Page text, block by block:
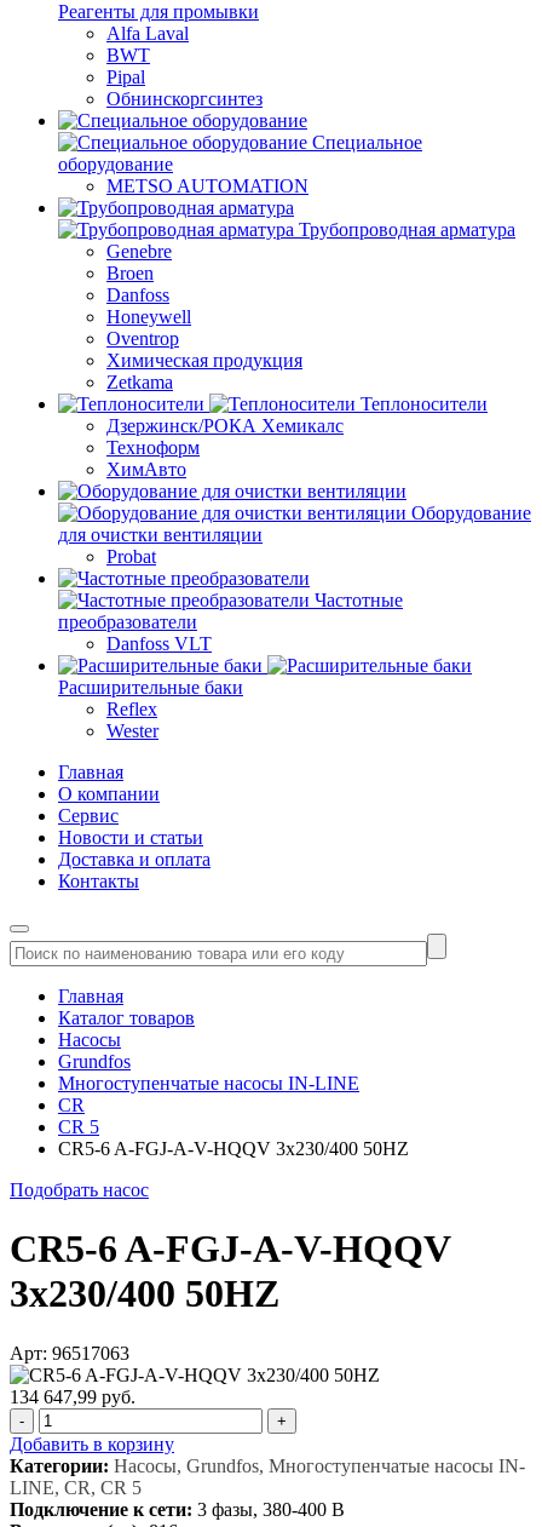
Реагенты для промывки
Alfa Laval
BWT
Pipal
Обнинскоргсинтез
Специальное
оборудование
METSO AUTOMATION
Трубопроводная арматура
Genebre
Broen
Danfoss
Honeywell
Oventrop
Химическая продукция
Zetkama
Теплоносители
Дзержинск/РОКА Хемикалс
Техноформ
ХимАвто
Оборудование
для очистки вентиляции
Probat
Частотные
преобразователи
Danfoss VLT
Расширительные баки
Reflex
Wester
Главная
О компании
Сервис
Новости и статьи
Доставка и оплата
Контакты
Главная
Каталог товаров
Насосы
Grundfos
Многоступенчатые насосы IN-LINE
CR
CR 5
CR5-6 A-FGJ-A-V-HQQV 3x230/400 50HZ
Подобрать насос
CR5-6 A-FGJ-A-V-HQQV
3x230/400 50HZ
Арт: 96517063
134 647,99 руб.
- +
Добавить в корзину
Категории: Насосы, Grundfos, Многоступенчатые насосы IN-
LINE, CR, CR 5
Подключение к сети: 3 фазы, 380-400 В